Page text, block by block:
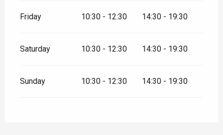
Friday 10:30 - 12:30 14:30 - 19:30
Saturday 10:30 - 12:30 14:30 - 19:30
Sunday 10:30 - 12:30 14:30 - 19:30